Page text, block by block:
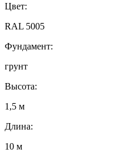
Цвет:
RAL 5005
Фундамент:
грунт
Высота:
1,5 м
Длина:
10 м